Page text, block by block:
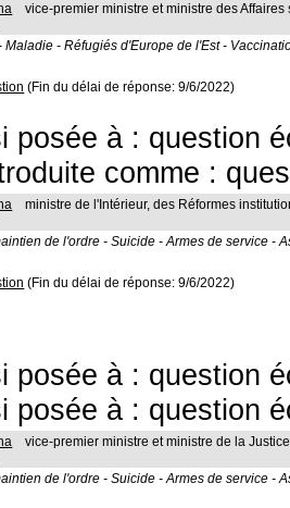
vice-premier ministre et ministre des
Maladie - Réfugiés d'Europe de l'Est -
(Fin du délai de réponse: 9/6/2022)
posée à : question
comme :
ministre de l'Intérieur, des Réformes
de l'ordre - Suicide - Armes de service -
(Fin du délai de réponse: 9/6/2022)
posée à : question
posée à : question
vice-premier ministre et ministre de la
de l'ordre - Suicide - Armes de service -